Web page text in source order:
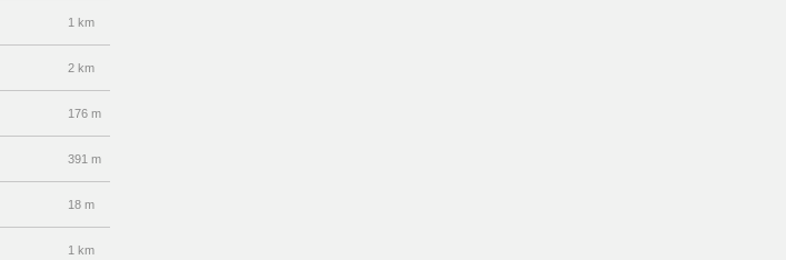
1 km
2 km
176 m
391 m
18 m
1 km